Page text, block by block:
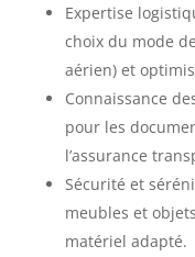
Expertise
choix du mode
aérien) et
Connaissance
pour les
l’assurance
Sécurité et
meubles et
matériel adapté.